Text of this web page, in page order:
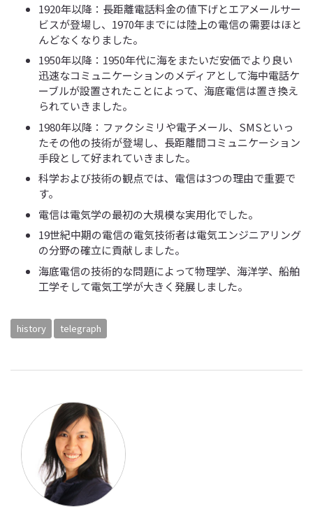
1920年以降：長距離電話料金の値下げとエアメールサー
ビスが登場し、1970年までには陸上の電信の需要はほと
んどなくなりました。
1950年以降：1950年代に海をまたいだ安価でより良い
迅速なコミュニケーションのメディアとして海中電話ケ
ーブルが設置されたことによって、海底電信は置き換え
られていきました。
1980年以降：ファクシミリや電子メール、SMSといっ
たその他の技術が登場し、長距離間コミュニケーション
手段として好まれていきました。
科学および技術の観点では、電信は3つの理由で重要で
す。
電信は電気学の最初の大規模な実用化でした。
19世紀中期の電信の電気技術者は電気エンジニアリング
の分野の確立に貢献しました。
海底電信の技術的な問題によって物理学、海洋学、船舶
工学そして電気工学が大きく発展しました。
history telegraph